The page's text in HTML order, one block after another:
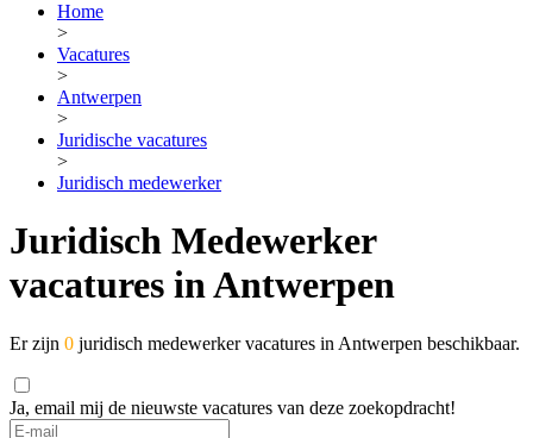
Home
>
Vacatures
>
Antwerpen
>
Juridische vacatures
>
Juridisch medewerker
Juridisch Medewerker
vacatures in Antwerpen
Er zijn 0 juridisch medewerker vacatures in Antwerpen beschikbaar.
Ja, email mij de nieuwste vacatures van deze zoekopdracht!